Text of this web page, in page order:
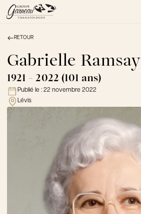
À PROPOS
NOS SERVICES
NOS PRODUITS
NOTRE ÉQUIPE
NOS SALONS
AVIS DE DÉCÈS
RETOUR
Gabrielle Ramsay
1921 - 2022 (101 ans)
Publié le : 22 novembre 2022
Lévis